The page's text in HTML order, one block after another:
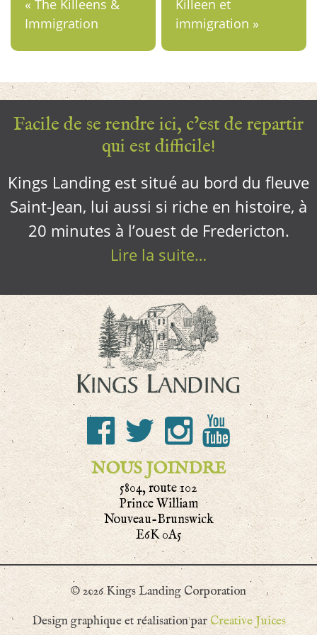
Killeen et
immigration »
« The Killeens &
Immigration
Facile de se rendre ici, c’est de repartir
qui est difficile!
Kings Landing est situé au bord du fleuve
Saint-Jean, lui aussi si riche en histoire, à
20 minutes à l’ouest de Fredericton.
Lire la suite…
NOUS JOINDRE
5804, route 102
Prince William
Nouveau-Brunswick
E6K 0A5
© 2026 Kings Landing Corporation
Design graphique et réalisation par Creative Juices